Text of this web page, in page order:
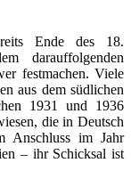
Ende des 18.
darauffolgenden
festmachen. Viele
aus dem südlichen
1931 und 1936
die in Deutsch
Anschluss im Jahr
– ihr Schicksal ist